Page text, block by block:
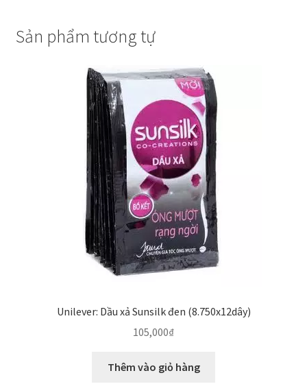
Sản phẩm tương tự
Unilever: Dầu xả Sunsilk đen (8.750x12dây)
105,000₫
Thêm vào giỏ hàng